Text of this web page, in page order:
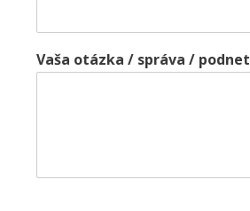
Vaša otázka / správa / podnet